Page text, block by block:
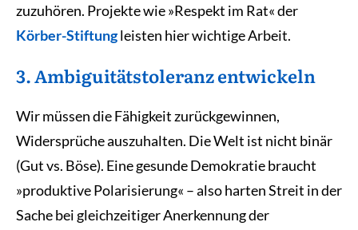
zuzuhören. Projekte wie »Respekt im Rat« der
Körber-Stiftungleisten hier wichtige Arbeit.
3. Ambiguitätstoleranz entwickeln
Wir müssen die Fähigkeit zurückgewinnen,
Widersprüche auszuhalten. Die Welt ist nicht binär
(Gut vs. Böse). Eine gesunde Demokratie braucht
»produktive Polarisierung« – also harten Streit in der
Sache bei gleichzeitiger Anerkennung der